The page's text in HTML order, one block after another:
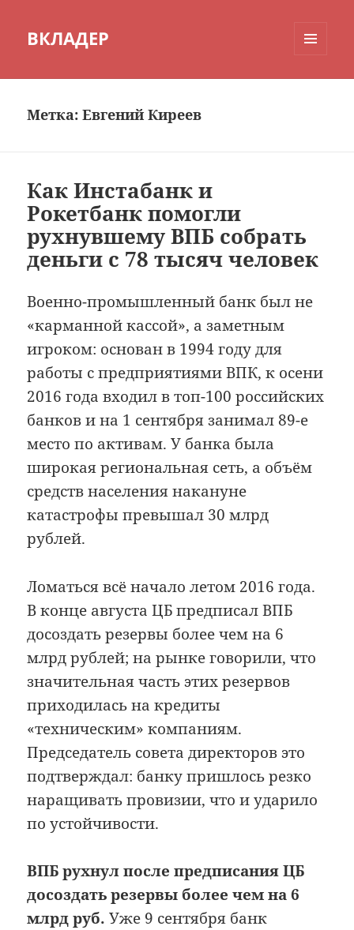
ВКЛАДЕР
Метка:Евгений Киреев
Как Инстабанк и
Рокетбанк помогли
рухнувшему ВПБ собрать
деньги с 78 тысяч человек
Военно-промышленный банк был не
«карманной кассой», а заметным
игроком: основан в 1994 году для
работы с предприятиями ВПК, к осени
2016 года входил в топ-100 российских
банков и на 1 сентября занимал 89-е
место по активам. У банка была
широкая региональная сеть, а объём
средств населения накануне
катастрофы превышал 30 млрд
рублей.
Ломаться всё начало летом 2016 года.
В конце августа ЦБ предписал ВПБ
досоздать резервы более чем на 6
млрд рублей; на рынке говорили, что
значительная часть этих резервов
приходилась на кредиты
«техническим» компаниям.
Председатель совета директоров это
подтверждал: банку пришлось резко
наращивать провизии, что и ударило
по устойчивости.
ВПБ рухнул после предписания ЦБ
досоздать резервы более чем на 6
млрд руб. Уже 9 сентября банк